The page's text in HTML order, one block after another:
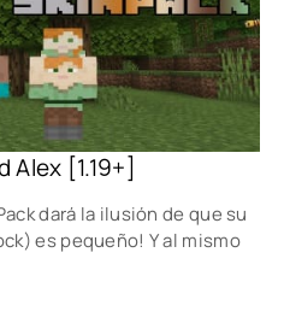
[1.19+]
dará la ilusión de que su
es pequeño! Y al mismo